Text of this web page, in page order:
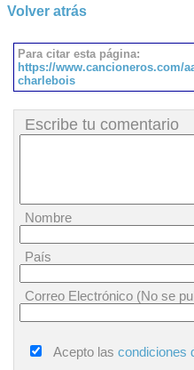
Volver atrás
Para citar esta página:
https://www.cancioneros.com/
charlebois
Escribe tu comentario
Nombre
País
Correo Electrónico (No se
Acepto las condiciones